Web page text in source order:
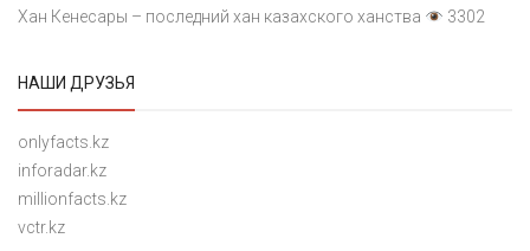
Хан Кенесары – последний хан казахского ханства
3302
НАШИ ДРУЗЬЯ
onlyfacts.kz
inforadar.kz
millionfacts.kz
vctr.kz